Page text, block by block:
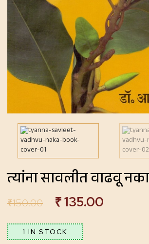
त्यांना सावलीत वाढवू
₹150.00 ₹135.00
1 IN STOCK